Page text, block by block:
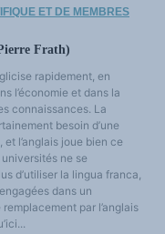
ET DE MEMBRES
Frath)
rapidement, en
l’économie et dans la
connaissances. La
besoin d’une
et l’anglais joue bien ce
ne se
d’utiliser la lingua franca,
dans un
par l’anglais